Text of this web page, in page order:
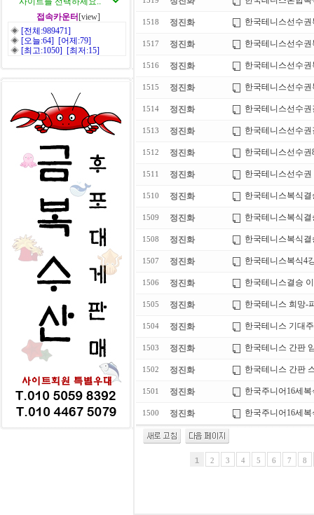
접속카운터 [view]
◈ [전체:989471]
◈ [오늘:64] [어제:79]
◈ [최고:1050] [최저:15]
1518 정진화 한국테니스선수
1517 정진화 한국테니스선수
1516 정진화 한국테니스선수
1515 정진화 한국테니스선수
1514 정진화 한국테니스선수
1513 정진화 한국테니스선수
1512 정진화 한국테니스선수
1511 정진화 한국테니스선수
1510 정진화 한국테니스복식
1509 정진화 한국테니스복식
1508 정진화 한국테니스복식
1507 정진화 한국테니스복식4
1506 정진화 한국테니스결승
1505 정진화 한국테니스 희망-
1504 정진화 한국테니스 기대
1503 정진화 한국테니스 간판
1502 정진화 한국테니스 간판
1501 정진화 한국주니어16세
1500 정진화 한국주니어16세복
1 2 3 4 5 6 7 8